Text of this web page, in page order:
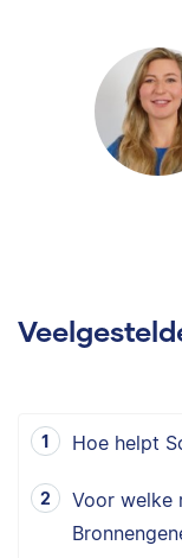
Hoe helpt
Voor welke